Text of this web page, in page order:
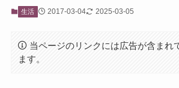
生活 2017-03-04 2025-03-05
当ページのリンクには広告が含まれ
ます。